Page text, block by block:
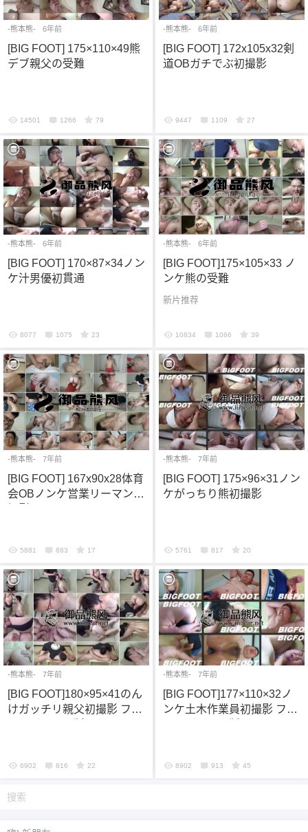
-熊本熊- 6年前
[BIG FOOT] 175×110×49熊
デブ親父の受難
14501 1266 79
-熊本熊- 6年前
[BIG FOOT] 172x105x32剣
道OBガチでぶ初撮影
9447 1109 27
-熊本熊- 6年前
[BIG FOOT] 170×87×34ノン
ケ汁男優初貫通
8077 1075 23
-熊本熊- 6年前
[BIG FOOT]175×105×33 ノ
ンケ熊の受難
新片推荐
10834 1066 39
-熊本熊- 7年前
[BIG FOOT] 167x90x28体育
会OBノンケ営業リーマン初
5881 883 17
-熊本熊- 7年前
[BIG FOOT] 175×96×31ノン
ケがっちり熊初撮影
5761 817 20
-熊本熊- 7年前
[BIG FOOT]180×95×41のん
けガッチリ親父初撮影 フル
6902 816 22
-熊本熊- 7年前
[BIG FOOT]177×110×32ノ
ンケ土木作業員初撮影 フル
8902 913 45
限。
忘记密码？ 已有帐号？登录